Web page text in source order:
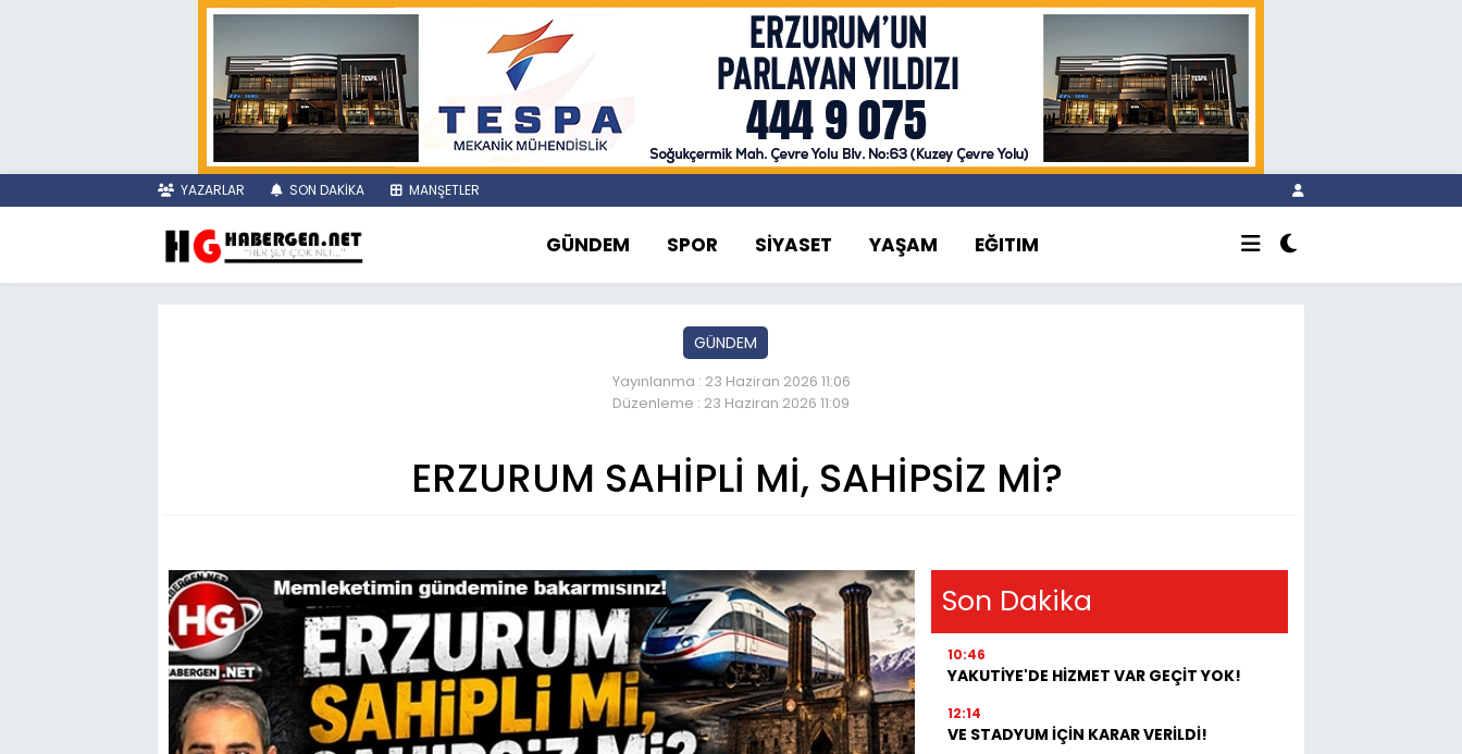
YAZARLAR SON DAKİKA MANŞETLER
GÜNDEM SPOR SİYASET YAŞAM EĞITIM
GÜNDEM
Yayınlanma : 23 Haziran 2026 11:06
Düzenleme : 23 Haziran 2026 11:09
ERZURUM SAHİPLİ Mİ, SAHİPSİZ Mİ?
Son Dakika
10:46
YAKUTİYE'DE HİZMET VAR GEÇİT YOK!
12:14
VE STADYUM İÇİN KARAR VERİLDİ!